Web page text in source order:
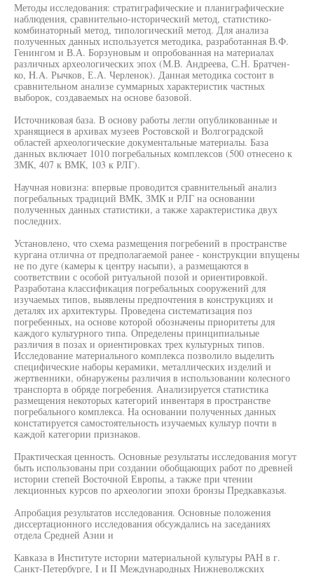
Методы исследования: стратиграфические и планиграфические
наблюдения, сравнительно-исторический метод, статистико-
комбинаторный метод, типологический метод. Для анализа
полученных данных используется методика, разработанная В.Ф.
Генингом и В.А. Борзуновым и опробованная на материалах
различных археологических эпох (М.В. Андреева, С.Н. Братчен-
ко, H.A. Рычков, Е.А. Черленок). Данная методика состоит в
сравнительном анализе суммарных характеристик частных
выборок, создаваемых на основе базовой.
Источниковая база. В основу работы легли опубликованные и
хранящиеся в архивах музеев Ростовской и Волгоградской
областей археологические документальные материалы. База
данных включает 1010 погребальных комплексов (500 отнесено к
ЗМК, 407 к ВМК, 103 к РЛГ).
Научная новизна: впервые проводится сравнительный анализ
погребальных традиций ВМК, ЗМК и РЛГ на основании
полученных данных статистики, а также характеристика двух
последних.
Установлено, что схема размещения погребений в пространстве
кургана отлична от предполагаемой ранее - конструкции впущены
не по дуге (камеры к центру насыпи), а размещаются в
соответствии с особой ритуальной позой и ориентировкой.
Разработана классификация погребальных сооружений для
изучаемых типов, выявлены предпочтения в конструкциях и
деталях их архитектуры. Проведена систематизация поз
погребенных, на основе которой обозначены приоритеты для
каждого культурного типа. Определены принципиальные
различия в позах и ориентировках трех культурных типов.
Исследование материального комплекса позволило выделить
специфические наборы керамики, металлических изделий и
жертвенники, обнаружены различия в использовании колесного
транспорта в обряде погребения. Анализируется статистика
размещения некоторых категорий инвентаря в пространстве
погребального комплекса. На основании полученных данных
констатируется самостоятельность изучаемых культур почти в
каждой категории признаков.
Практическая ценность. Основные результаты исследования могут
быть использованы при создании обобщающих работ по древней
истории степей Восточной Европы, а также при чтении
лекционных курсов по археологии эпохи бронзы Предкавказья.
Апробация результатов исследования. Основные положения
диссертационного исследования обсуждались на заседаниях
отдела Средней Азии и
Кавказа в Институте истории материальной культуры РАН в г.
Санкт-Петербурге, I и II Международных Нижневолжских